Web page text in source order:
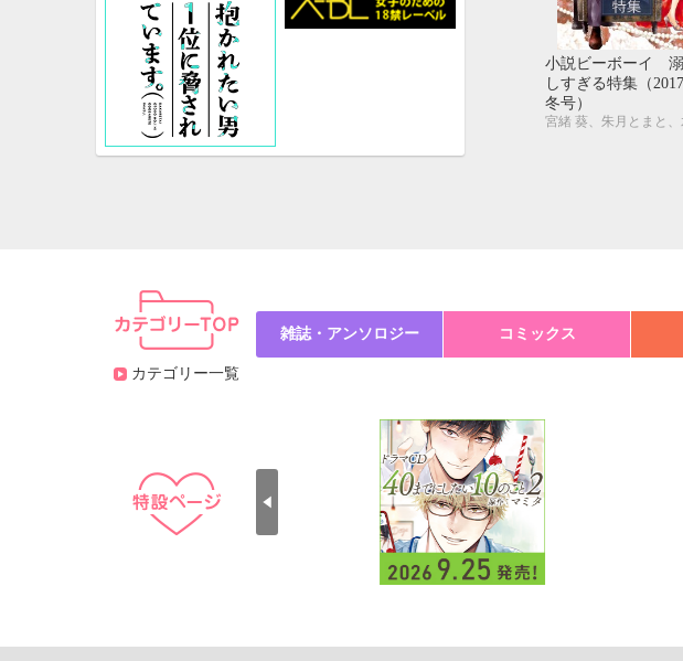
小説ビーボーイ
しすぎる特集（
冬号）
カテゴリー一覧
雑誌・アンソロジー コミックス